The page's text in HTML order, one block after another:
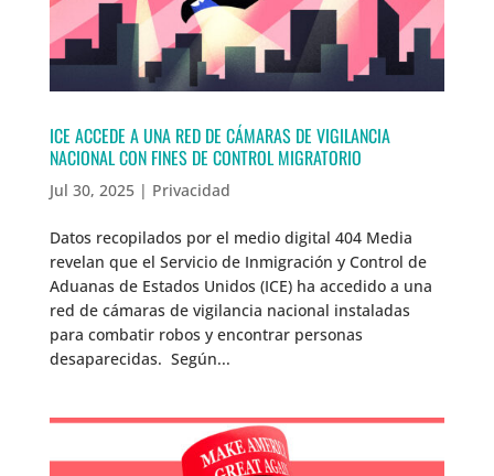
ICE ACCEDE A UNA RED DE CÁMARAS DE VIGILANCIA
NACIONAL CON FINES DE CONTROL MIGRATORIO
Jul 30, 2025| Privacidad
Datos recopilados por el medio digital 404 Media
revelan que el Servicio de Inmigración y Control de
Aduanas de Estados Unidos (ICE) ha accedido a una
red de cámaras de vigilancia nacional instaladas
para combatir robos y encontrar personas
desaparecidas. Según...